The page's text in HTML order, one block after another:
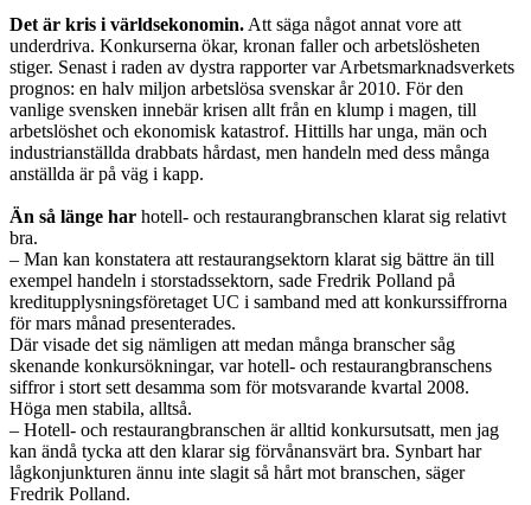
Det är kris i världsekonomin. Att säga något annat vore att
underdriva. Konkurserna ökar, kronan faller och arbetslösheten
stiger. Senast i raden av dystra rapporter var Arbetsmarknadsverkets
prognos: en halv miljon arbetslösa svenskar år 2010. För den
vanlige svensken innebär krisen allt från en klump i magen, till
arbetslöshet och ekonomisk katastrof. Hittills har unga, män och
industri­anställda drabbats hårdast, men handeln med dess många
anställda är på väg i kapp.
Än så länge har hotell- och restaurang­­branschen klarat sig relativt
bra.
– Man kan konstatera att restaurangsektorn klarat sig bättre än till
exempel handeln i storstadssektorn, sade Fredrik Polland på
kreditupplysningsföretaget UC i samband med att konkurssiffrorna
för mars månad presenterades.
Där visade det sig nämligen att medan många branscher såg
skenande konkurs­ökningar, var hotell- och restaurang­branschens
siffror i stort sett desamma som för motsvarande kvartal 2008.
Höga men stabila, alltså.
– Hotell- och restaurangbranschen är alltid konkursutsatt, men jag
kan ändå tycka att den klarar sig förvånansvärt bra. Synbart har
lågkonjunkturen ännu inte slagit så hårt mot branschen, säger
Fredrik Polland.